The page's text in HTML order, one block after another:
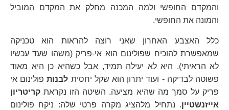
והמקדם החופשי ולמה המכנה מחלק את המקדם המוביל
והמונה את החופשי.
כלל האצבע האחרון שאני רוצה להראות הוא טכניקה
שמאפשרת להוכיח שפולינום הוא אי-פריק (משהו שעד עכשיו
לא הראיתי). היא לא יעילה תמיד, אבל כשהיא כן היא מאוד
פשוטה לבדיקה - ועוד יתרון הוא שקל יחסית לבנותפולינום אי
פריק על סמך מה שהיא מציעה. השיטה הזו נקראת קריטריון
אייזנשטיין. נתחיל מלהציג מקרה פרטי שלה: ניקח פולינום